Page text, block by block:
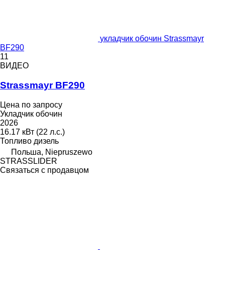
укладчик обочин Strassmayr
BF290
11
ВИДЕО
Strassmayr BF290
Цена по запросу
Укладчик обочин
2026
16.17 кВт (22 л.с.)
Топливо дизель
Польша, Niepruszewo
STRASSLIDER
Связаться с продавцом